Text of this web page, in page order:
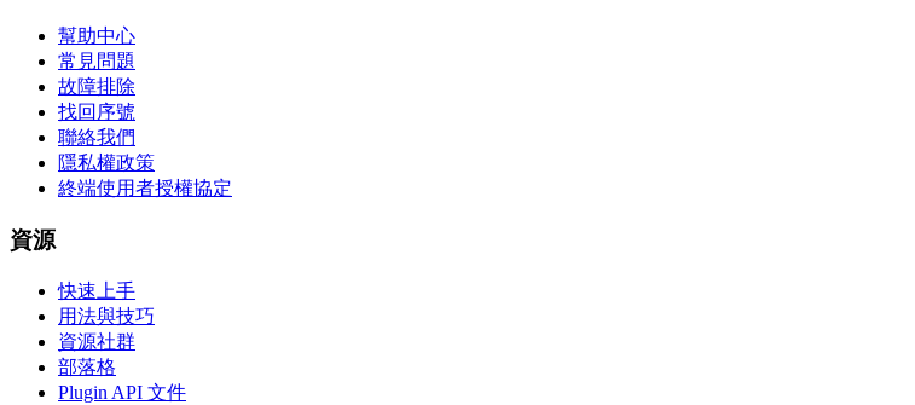
幫助中心
常見問題
故障排除
找回序號
聯絡我們
隱私權政策
終端使用者授權協定
資源
快速上手
用法與技巧
資源社群
部落格
Plugin API 文件